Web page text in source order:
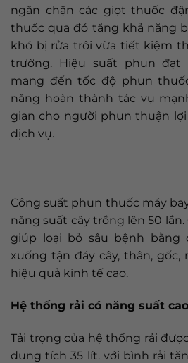
ngăn chặn các giọt thuốc
thuốc qua đó tăng khả năng
khó bị rửa trôi vừa tiết kiệm
trường. Hiệu suất phun đạt
mang đến tốc độ phun
năng hoàn thành tác vụ
gian cho người phun thuận
dịch vụ.
Công suất phun thuốc máy
năng suất cây trồng lên 50 lần.
giúp loại bỏ sâu bệnh bằng
xuống tận đáy cây, thân, gốc,
hiệu quả kinh tế cao.
Hệ thống rải có năng suất cao
Tải trọng của hệ thống rải
dung tích 35 lít. với bình rải